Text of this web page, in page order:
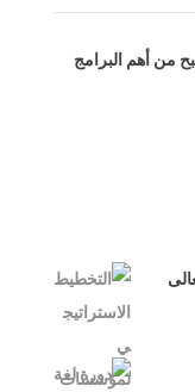
من أهم البرامج